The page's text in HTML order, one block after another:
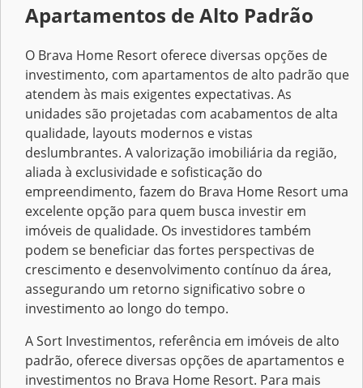
Apartamentos de Alto Padrão
O Brava Home Resort oferece diversas opções de
investimento, com apartamentos de alto padrão que
atendem às mais exigentes expectativas. As
unidades são projetadas com acabamentos de alta
qualidade, layouts modernos e vistas
deslumbrantes. A valorização imobiliária da região,
aliada à exclusividade e sofisticação do
empreendimento, fazem do Brava Home Resort uma
excelente opção para quem busca investir em
imóveis de qualidade. Os investidores também
podem se beneficiar das fortes perspectivas de
crescimento e desenvolvimento contínuo da área,
assegurando um retorno significativo sobre o
investimento ao longo do tempo.
A Sort Investimentos, referência em imóveis de alto
padrão, oferece diversas opções de apartamentos e
investimentos no Brava Home Resort. Para mais